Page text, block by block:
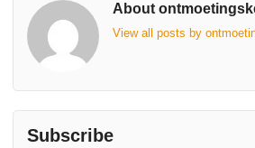
About
View all posts by
Subscribe